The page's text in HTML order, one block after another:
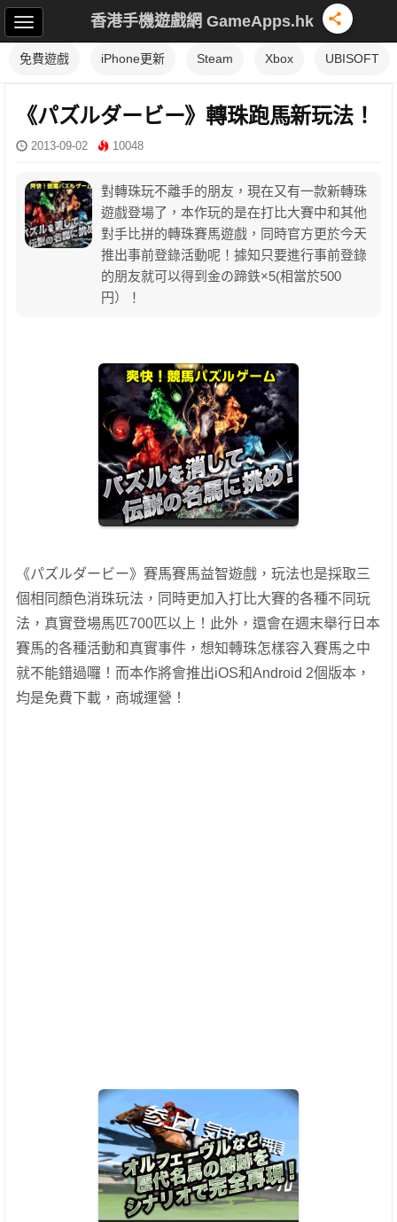
香港手機遊戲網 GameApps.hk
免費遊戲 iPhone更新 Steam Xbox UBISOFT
《パズルダービー》轉珠跑馬新玩法！
2013-09-02 10048
對轉珠玩不離手的朋友，現在又有一款新轉珠
遊戲登場了，本作玩的是在打比大賽中和其他
對手比拼的轉珠賽馬遊戲，同時官方更於今天
推出事前登錄活動呢！據知只要進行事前登錄
的朋友就可以得到金の蹄鉄×5(相當於500
円）！
《パズルダービー》賽馬賽馬益智遊戲，玩法也是採取三
個相同顏色消珠玩法，同時更加入打比大賽的各種不同玩
法，真實登場馬匹700匹以上！此外，還會在週末舉行日本
賽馬的各種活動和真實事件，想知轉珠怎樣容入賽馬之中
就不能錯過囉！而本作將會推出iOS和Android 2個版本，
均是免費下載，商城運營！